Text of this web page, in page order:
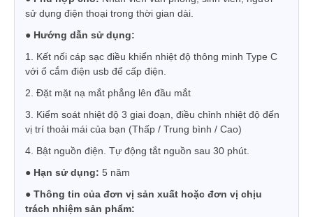
sử dụng điện thoại trong thời gian dài.
● Hướng dẫn sử dụng:
1. Kết nối cáp sạc điều khiển nhiệt độ thông minh Type C
với ổ cắm điện usb để cấp điện.
2. Đặt mặt nạ mắt phẳng lên đầu mắt
3. Kiểm soát nhiệt độ 3 giai đoạn, điều chỉnh nhiệt độ đến
vị trí thoải mái của bạn (Thấp / Trung bình / Cao)
4. Bật nguồn điện. Tự động tắt nguồn sau 30 phút.
● Hạn sử dụng: 5 năm
● Thông tin của đơn vị sản xuất hoặc đơn vị chịu
trách nhiệm sản phẩm: